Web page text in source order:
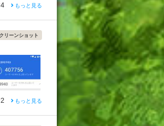
4 もっと見る
リーンショット
2 もっと見る